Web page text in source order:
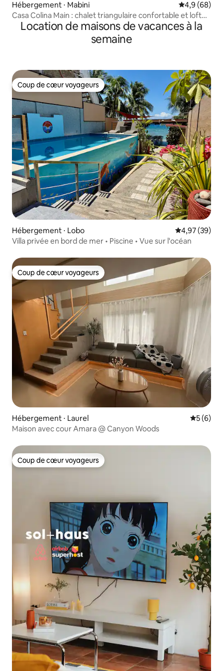
Hébergement ⋅ Mabini Évaluation
4,9 (68)
​Casa Colina Main : chalet triangulaire confortable et loft
ouvert avec vue
Location de maisons de vacances à la
semaine
Coup de cœur voyageurs
Coup de cœur voyageurs
Hébergement ⋅ Lobo Évaluation
4,97 (39)
Villa privée en bord de mer • Piscine • Vue sur l'océan
Coup de cœur voyageurs
Coup de cœur voyageurs
Hébergement ⋅ Laurel
5 (6)
Maison avec cour Amara @ Canyon Woods
Coup de cœur voyageurs
Coup de cœur voyageurs